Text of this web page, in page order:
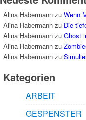
Alina Habermann zu Wenn
Alina Habermann zu Die
Alina Habermann zu Ghost
Alina Habermann zu
Alina Habermann zu
Kategorien
ARBEIT
GESPENSTER